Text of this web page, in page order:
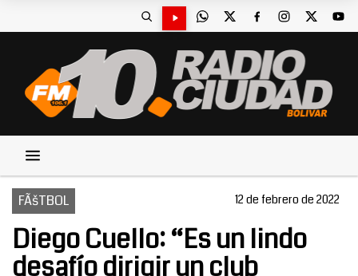
FÃšTBOL 12 de febrero de 2022
Diego Cuello: “Es un lindo
desafío dirigir un club